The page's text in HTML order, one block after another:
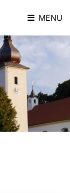
MENU